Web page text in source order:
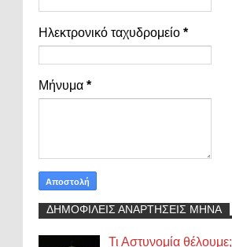
Ηλεκτρονικό ταχυδρομείο *
Μήνυμα *
ΔΗΜΟΦΙΛΕΙΣ ΑΝΑΡΤΗΣΕΙΣ ΜΗΝΑ
Τι Αστυνομία θέλουμε;